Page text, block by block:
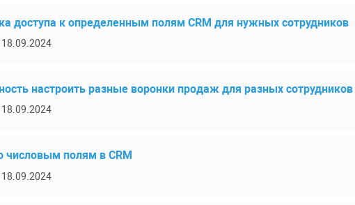
доступа к определенным полям CRM для нужных сотрудников
настроить разные воронки продаж для разных сотрудников
числовым полям в CRM